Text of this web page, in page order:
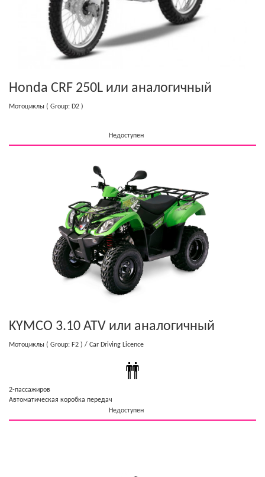
Honda CRF 250L или аналогичный
Мотоциклы ( Group: D2 )
Недоступен
KYMCO 3.10 ATV или аналогичный
Мотоциклы ( Group: F2 ) / Car Driving Licence
2-пассажиров
Автоматическая коробка передач
Недоступен